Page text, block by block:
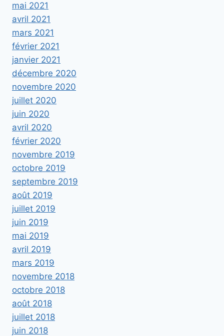
mai 2021
avril 2021
mars 2021
février 2021
janvier 2021
décembre 2020
novembre 2020
juillet 2020
juin 2020
avril 2020
février 2020
novembre 2019
octobre 2019
septembre 2019
août 2019
juillet 2019
juin 2019
mai 2019
avril 2019
mars 2019
novembre 2018
octobre 2018
août 2018
juillet 2018
juin 2018